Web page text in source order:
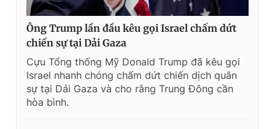
Ông Trump lần đầu kêu gọi Israel chấm dứt
chiến sự tại Dải Gaza
Cựu Tổng thống Mỹ Donald Trump đã kêu gọi
Israel nhanh chóng chấm dứt chiến dịch quân
sự tại Dải Gaza và cho rằng Trung Đông cần
hòa bình.